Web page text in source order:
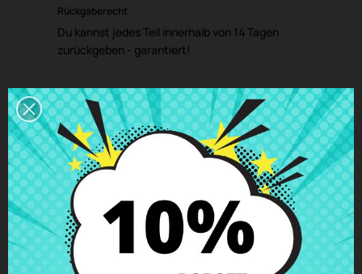
Rückgaberecht
Du kannst jedes Teil innerhalb von 14 Tagen
zurückgeben - garantiert!
Beschreibung
Klassen
Bewertungen